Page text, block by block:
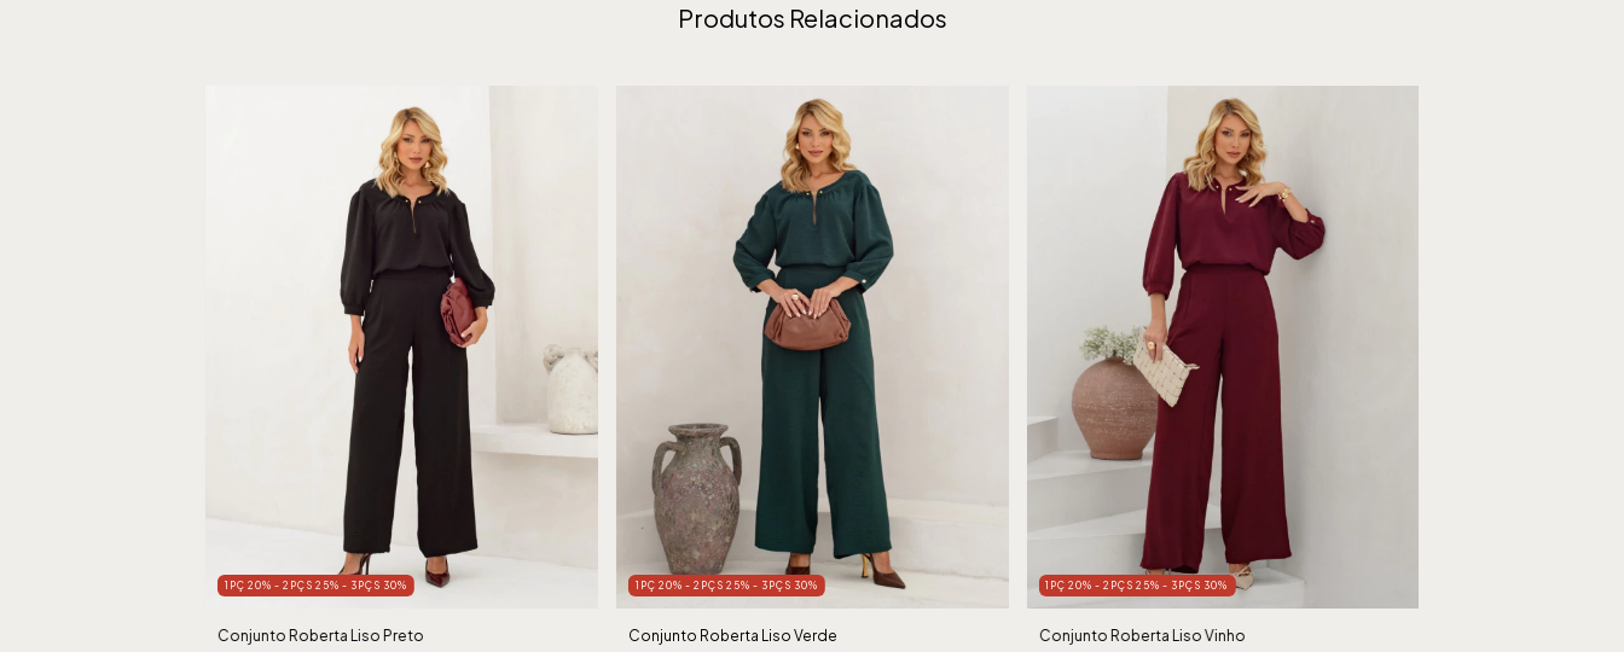
Produtos Relacionados
1PÇ 20% - 2PÇS 25% - 3PÇS 30%
Conjunto Roberta Liso Preto
1PÇ 20% - 2PÇS 25% - 3PÇS 30%
Conjunto Roberta Liso Verde
1PÇ 20% - 2PÇS 25% - 3PÇS 30%
Conjunto Roberta Liso Vinho